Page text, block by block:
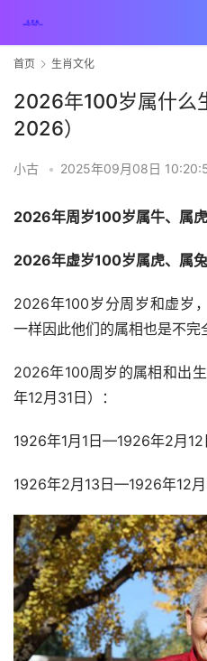
首页 生肖文化
2026年100岁属什么
2026）
小古 • 2025年09月08日
2026年周岁100岁属牛、属虎
2026年虚岁100岁属虎、属兔
2026年100岁分周岁和虚岁
一样因此他们的属相也是不完
2026年100周岁的属相和出
年12月31日 ）：
1926年1月1日—1926年2月12
1926年2月13日—1926年12月